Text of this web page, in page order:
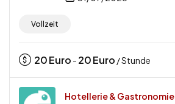
Vollzeit
20Euro - 20Euro / Stunde
Hotellerie & Gastronomie